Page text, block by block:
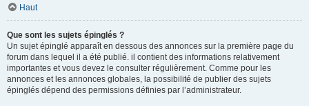
Haut
Que sont les sujets épinglés ?
Un sujet épinglé apparaît en dessous des annonces sur la première page du
forum dans lequel il a été publié. il contient des informations relativement
importantes et vous devez le consulter régulièrement. Comme pour les
annonces et les annonces globales, la possibilité de publier des sujets
épinglés dépend des permissions définies par l’administrateur.